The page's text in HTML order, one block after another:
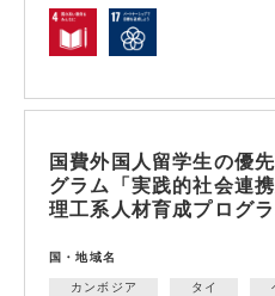
国費外国人留学生の優
グラム「実践的社会連
理工系人材育成プログラ
国・地域名
カンボジア
タイ